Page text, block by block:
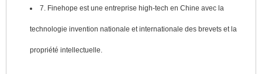
7. Finehope est une entreprise high-tech en Chine avec la
technologie invention nationale et internationale des brevets et la
propriété intellectuelle.